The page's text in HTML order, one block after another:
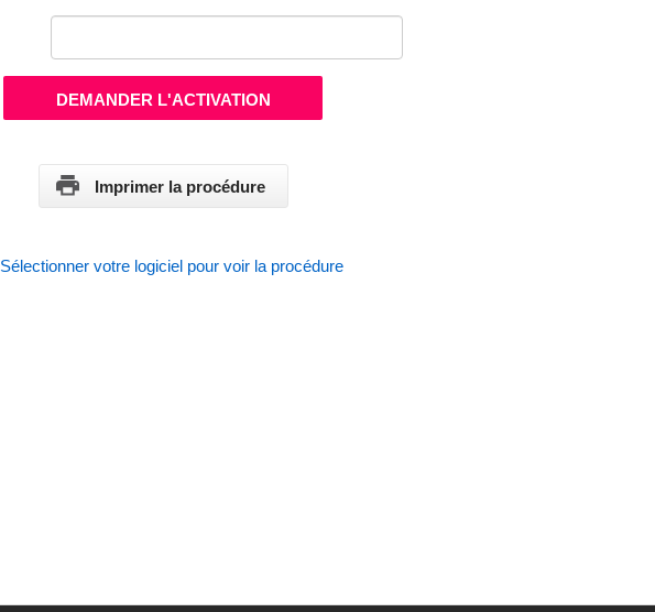
DEMANDER L'ACTIVATION
Imprimer la procédure
Sélectionner votre logiciel pour voir la procédure